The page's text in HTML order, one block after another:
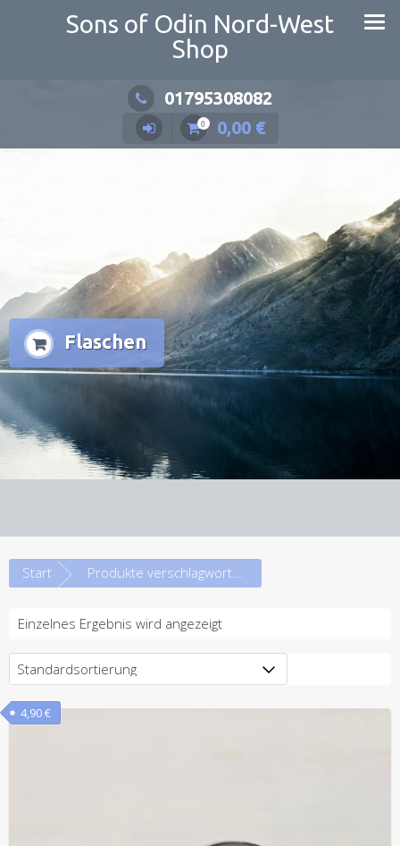
Sons of Odin Nord-West
Shop
01795308082
0 0,00 €
Flaschen
Start Produkte verschlagwortet mit „Flaschen“
Einzelnes Ergebnis wird angezeigt
4,90€